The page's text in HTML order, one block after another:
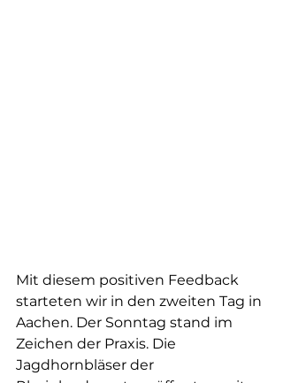
Mit diesem positiven Feedback
starteten wir in den zweiten Tag in
Aachen. Der Sonntag stand im
Zeichen der Praxis. Die
Jagdhornbläser der